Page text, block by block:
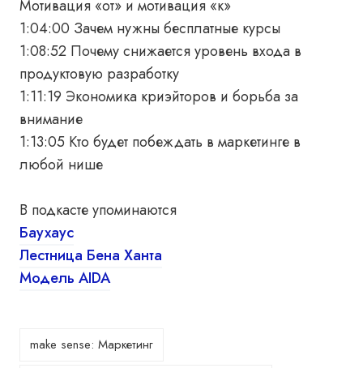
Мотивация «от» и мотивация «к»
1:04:00 Зачем нужны бесплатные курсы
1:08:52 Почему снижается уровень входа в
продуктовую разработку
1:11:19 Экономика криэйторов и борьба за
внимание
1:13:05 Кто будет побеждать в маркетинге в
любой нише
В подкасте упоминаются
Баухаус
Лестница Бена Ханта
Модель AIDA
make sense: Маркетинг